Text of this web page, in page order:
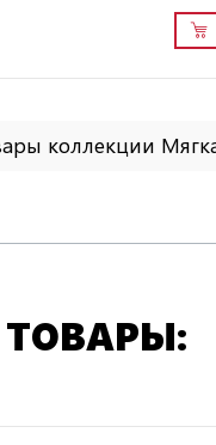
коллекции